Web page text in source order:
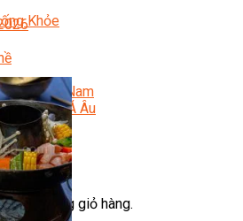
Việt Nam
Nghiệp Á Âu
Market
trong giỏ hàng.
Khỏe